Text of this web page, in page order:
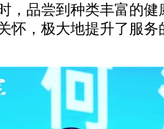
，品尝到种类丰富的
怀，极大地提升了服